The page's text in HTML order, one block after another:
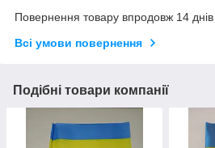
Повернення товару впродовж 14
Всі умови повернення
Подібні товари компанії